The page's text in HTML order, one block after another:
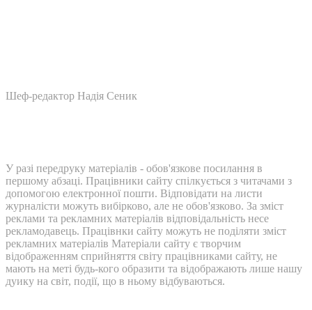
Шеф-редактор Надія Сеник
У разі передруку матеріалів - обов'язкове посилання в
першому абзаці. Працівники сайту спілкується з читачами з
допомогою електронної пошти. Відповідати на листи
журналісти можуть вибірково, але не обов'язково. За зміст
реклами та рекламних матеріалів відповідальність несе
рекламодавець. Працівнки сайту можуть не поділяти зміст
рекламних матеріалів Матеріали сайту є творчим
відображенням сприйняття світу працівниками сайту, не
мають на меті будь-кого образити та відображають лише нашу
дуику на світ, події, що в ньому відбуваються.